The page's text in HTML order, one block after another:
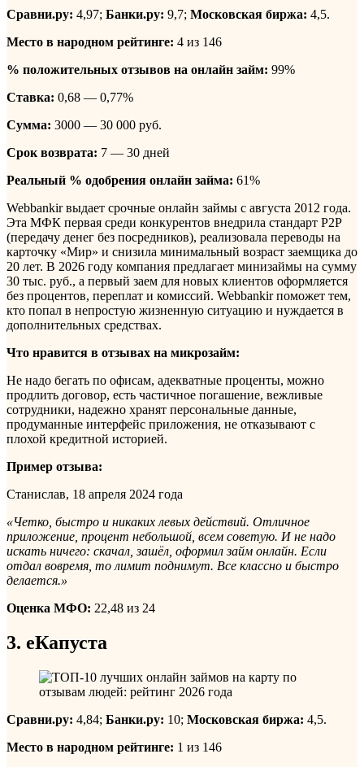
Сравни.ру: 4,97; Банки.ру: 9,7; Московская биржа: 4,5.
Место в народном рейтинге: 4 из 146
% положительных отзывов на онлайн займ: 99%
Ставка: 0,68 — 0,77%
Сумма: 3000 — 30 000 руб.
Срок возврата: 7 — 30 дней
Реальный % одобрения онлайн займа: 61%
Webbankir выдает срочные онлайн займы с августа 2012 года.
Эта МФК первая среди конкурентов внедрила стандарт P2P
(передачу денег без посредников), реализовала переводы на
карточку «Мир» и снизила минимальный возраст заемщика до
20 лет. В 2026 году компания предлагает минизаймы на сумму
30 тыс. руб., а первый заем для новых клиентов оформляется
без процентов, переплат и комиссий. Webbankir поможет тем,
кто попал в непростую жизненную ситуацию и нуждается в
дополнительных средствах.
Что нравится в отзывах на микрозайм:
Не надо бегать по офисам, адекватные проценты, можно
продлить договор, есть частичное погашение, вежливые
сотрудники, надежно хранят персональные данные,
продуманные интерфейс приложения, не отказывают с
плохой кредитной историей.
Пример отзыва:
Станислав, 18 апреля 2024 года
«Четко, быстро и никаких левых действий. Отличное
приложение, процент небольшой, всем советую. И не надо
искать ничего: скачал, зашёл, оформил займ онлайн. Если
отдал вовремя, то лимит поднимут. Все классно и быстро
делается.»
Оценка МФО: 22,48 из 24
3. еКапуста
Сравни.ру: 4,84; Банки.ру: 10; Московская биржа: 4,5.
Место в народном рейтинге: 1 из 146